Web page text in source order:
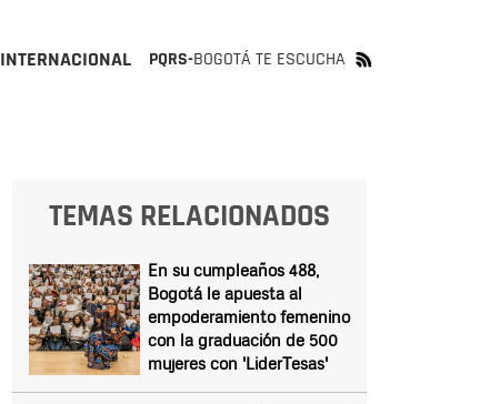
INTERNACIONAL PQRS-BOGOTÁ TE ESCUCHA
TEMAS RELACIONADOS
En su cumpleaños 488,
Bogotá le apuesta al
empoderamiento femenino
con la graduación de 500
mujeres con 'LiderTesas'